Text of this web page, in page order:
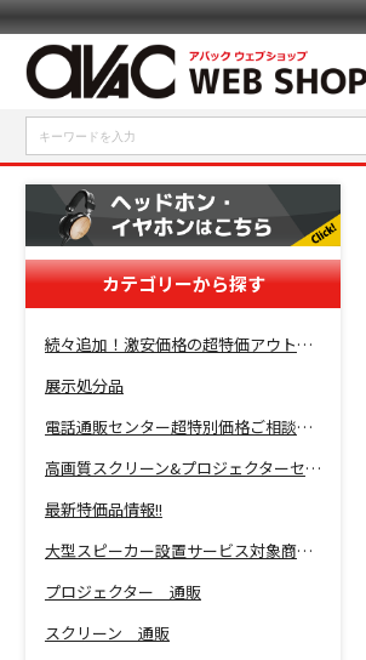
カテゴリーから探す
続々追加！激安価格の超特価アウトレットセール開催！
展示処分品
電話通販センター超特別価格ご相談コーナー！
高画質スクリーン&プロジェクターセット超特価！
最新特価品情報!!
大型スピーカー設置サービス対象商品！
プロジェクター 通販
スクリーン 通販